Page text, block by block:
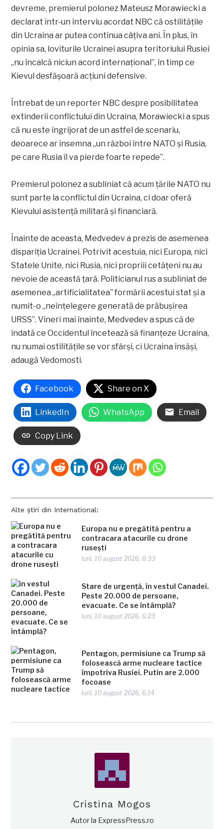
Alte știri din International:
Europa nu e pregătită pentru a
contracara atacurile cu drone
ruseşti
luni, 10 august 2026, 6:33
Stare de urgență, în vestul Canadei.
Peste 20.000 de persoane,
evacuate. Ce se întâmplă?
luni, 10 august 2026, 6:23
Pentagon, permisiune ca Trump să
folosească arme nucleare tactice
împotriva Rusiei. Putin are 2.000
focoase
luni, 10 august 2026, 6:14
devreme, premierul polonez Mateusz Morawiecki a
declarat într-un interviu acordat NBC că ostilităţile
din Ucraina ar putea continua câţiva ani. În plus, în
opinia sa, loviturile Ucrainei asupra teritoriului Rusiei
„nu încalcă niciun acord internaţional”, în timp ce
Kievul desfăşoară acţiuni defensive.
Întrebat de un reporter NBC despre posibilitatea
extinderii conflictului din Ucraina, Morawiecki a spus
că nu este îngrijorat de un astfel de scenariu,
deoarece ar însemna „un război între NATO şi Rusia,
pe care Rusia îl va pierde foarte repede”.
Premierul polonez a subliniat că acum ţările NATO nu
sunt parte la conflictul din Ucraina, ci doar oferă
Kievului asistenţă militară şi financiară.
Înainte de aceasta, Medvedev a prezis de asemenea
dispariţia Ucrainei. Potrivit acestuia, nici Europa, nici
Statele Unite, nici Rusia, nici propriii cetăţeni nu au
nevoie de această ţară. Politicianul rus a subliniat de
asemenea „artificialitatea” formării acestui stat şi a
numit-o „neînţelegere generată de prăbuşirea
URSS”. Vineri mai înainte, Medvedev a spus că de
îndată ce Occidentul încetează să finanţeze Ucraina,
nu numai ostilităţile se vor sfârşi, ci Ucraina însăşi,
adaugă Vedomosti.
Facebook Share on X
LinkedIn WhatsApp Email
Copy Link
Cristina Mogos
Autor la ExpressPress.ro